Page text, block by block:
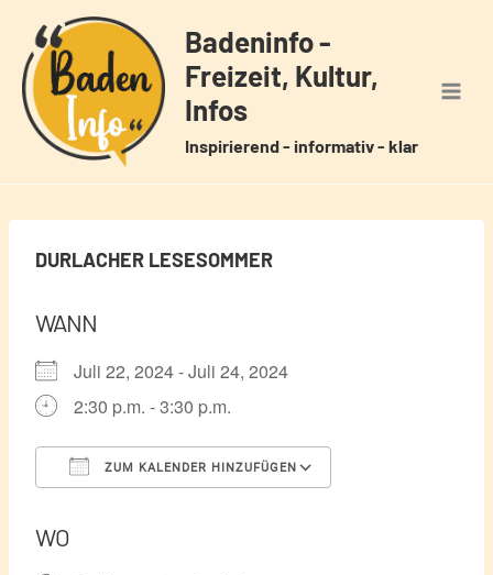
Inhalt
springen
Badeninfo -
Freizeit, Kultur,
Infos
Inspirierend - informativ - klar
DURLACHER LESESOMMER
WANN
Juli 22, 2024 - Juli 24, 2024
2:30 p.m. - 3:30 p.m.
ZUM KALENDER HINZUFÜGEN
WO